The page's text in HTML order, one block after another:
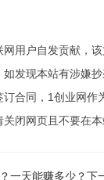
网用户自发贡献，
发现本站有涉嫌
订合同，1创业网
闭网页且不要在
一天能赚多少？下